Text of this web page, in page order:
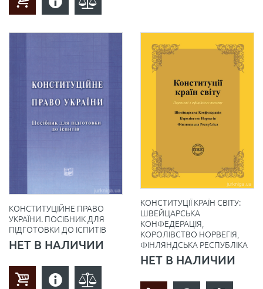
КОНСТИТУЦІЙНЕ ПРАВО
УКРАЇНИ. ПОСІБНИК ДЛЯ
ПІДГОТОВКИ ДО ІСПИТІВ
НЕТ В НАЛИЧИИ
КОНСТИТУЦІЇ КРАЇН СВІТУ:
ШВЕЙЦАРСЬКА
КОНФЕДЕРАЦІЯ,
КОРОЛІВСТВО НОРВЕГІЯ,
ФІНЛЯНДСЬКА РЕСПУБЛІКА
НЕТ В НАЛИЧИИ